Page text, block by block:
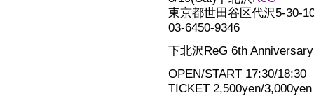
東京都世田谷区代沢5-30-
03-6450-9346
下北沢ReG 6th
OPEN/START 17:30/18:30
TICKET 2,500yen/3,000yen